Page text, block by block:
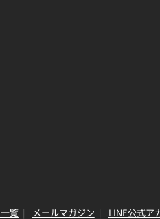
覧 メールマガジン LINE公式ア